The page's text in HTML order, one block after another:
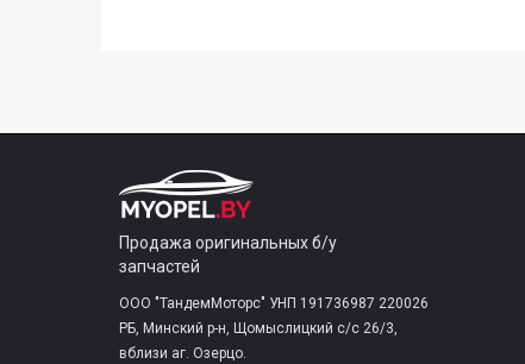
Продажа оригинальных б/у
запчастей
ООО "ТандемМоторс" УНП 191736987 220026
РБ, Минский р-н, Щомыслицкий с/c 26/3,
вблизи аг. Озерцо.